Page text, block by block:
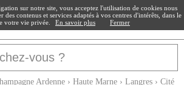
.fr
Ardenne › Haute Marne › Langres › Cité
sur notre site, vous acceptez l'utilisation de cookies nous
des contenus et services adaptés à vos centres d'intérêts, dans le
votre vie privée.
En savoir plus Fermer